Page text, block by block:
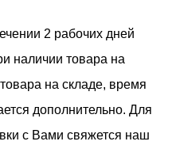
2 рабочих дней
наличии товара на
на складе, время
дополнительно. Для
с Вами свяжется наш